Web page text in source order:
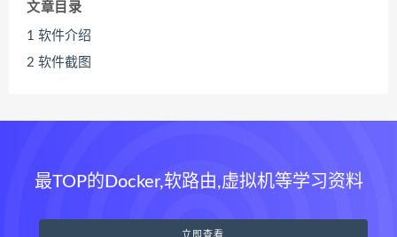
文章目录
1 软件介绍
2 软件截图
最TOP的Docker,软路由,虚拟机等学习资料
立即查看